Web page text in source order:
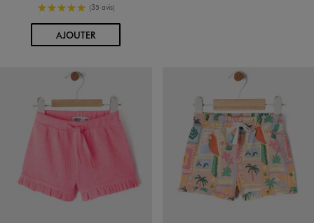
5/5 de moyenne
(35 avis)
AJOUTERAU PANIER